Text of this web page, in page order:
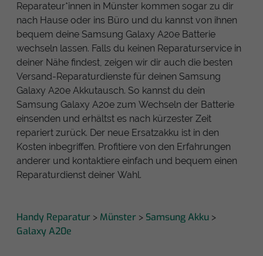
Reparateur*innen in Münster kommen sogar zu dir
nach Hause oder ins Büro und du kannst von ihnen
bequem deine Samsung Galaxy A20e Batterie
wechseln lassen. Falls du keinen Reparaturservice in
deiner Nähe findest, zeigen wir dir auch die besten
Versand-Reparaturdienste für deinen Samsung
Galaxy A20e Akkutausch. So kannst du dein
Samsung Galaxy A20e zum Wechseln der Batterie
einsenden und erhältst es nach kürzester Zeit
repariert zurück. Der neue Ersatzakku ist in den
Kosten inbegriffen. Profitiere von den Erfahrungen
anderer und kontaktiere einfach und bequem einen
Reparaturdienst deiner Wahl.
Handy Reparatur > Münster > Samsung Akku >
Galaxy A20e